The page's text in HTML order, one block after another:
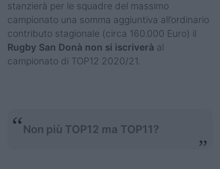
stanzierà per le squadre del massimo
campionato una somma aggiuntiva all’ordinario
contributo stagionale (circa 160.000 Euro) il
Rugby San Donà non si iscriverà al
campionato di TOP12 2020/21.
Non più TOP12 ma TOP11?